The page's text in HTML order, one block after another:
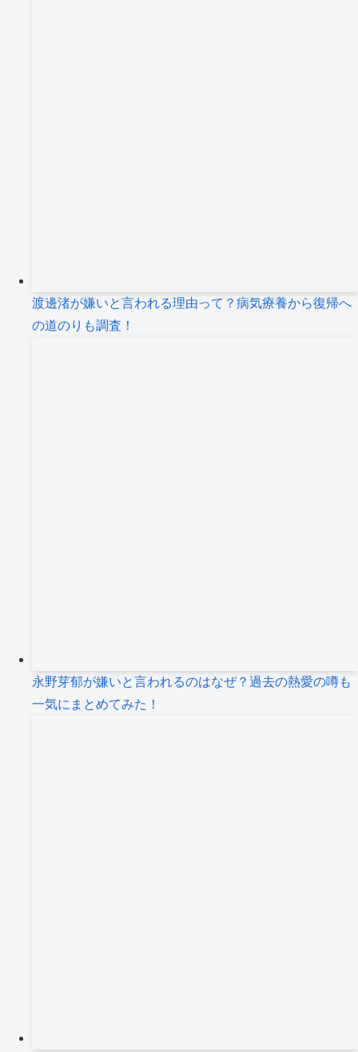
渡邊渚が嫌いと言われる理由って？病気療養から復帰へ
の道のりも調査！
永野芽郁が嫌いと言われるのはなぜ？過去の熱愛の噂も
一気にまとめてみた！